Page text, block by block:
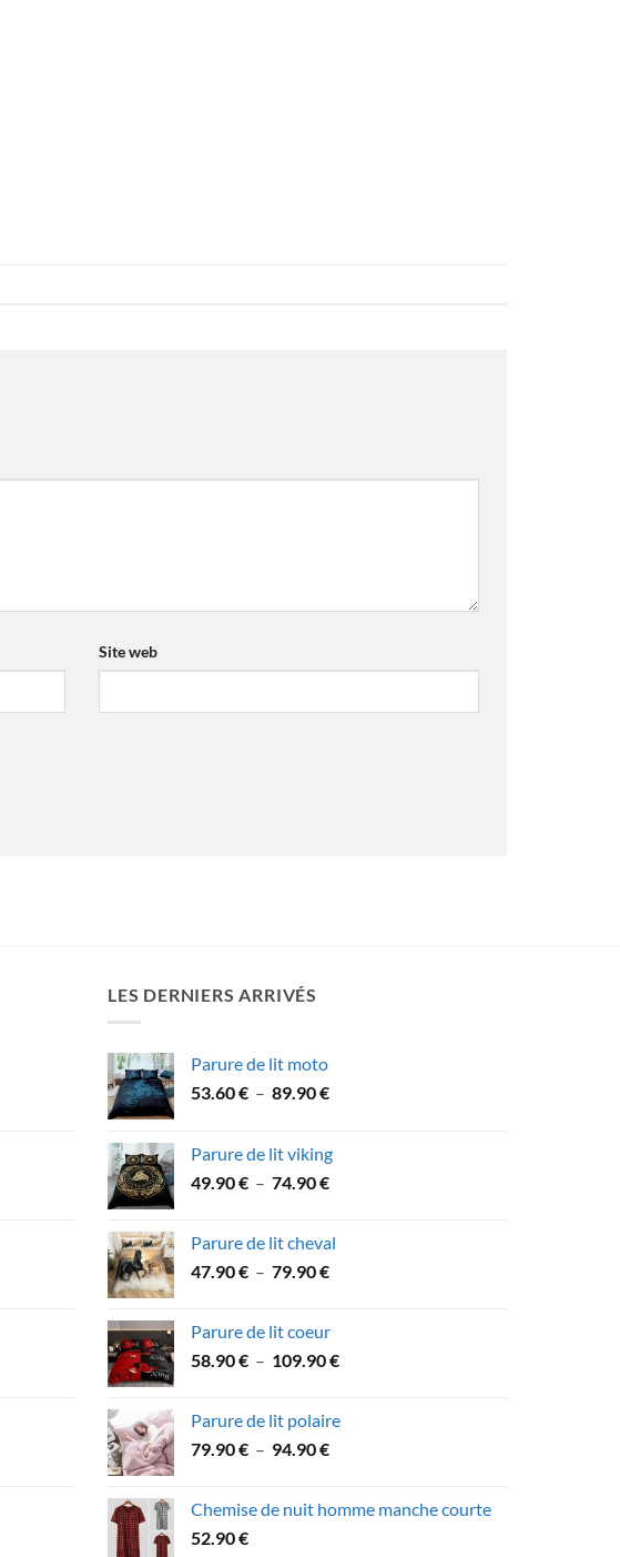
Site web
LES DERNIERS ARRIVÉS
Parure de lit moto
53.60€ – 89.90€Plage
53.60 €
à
Parure de lit viking
49.90€ – 74.90€Plage
49.90 €
à
Parure de lit cheval
47.90€ – 79.90€Plage
à
Parure de lit coeur
58.90€ – 109.90€Plage
58.90 €
Parure de lit polaire
79.90€ – 94.90€Plage
79.90 €
Chemise de nuit homme manche courte
52.90€